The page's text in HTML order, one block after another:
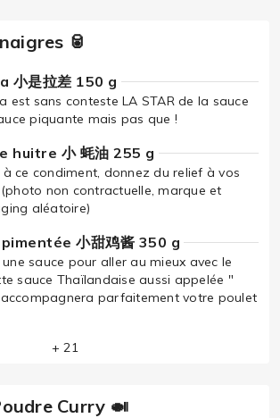
🥫
小是拉差 150 g
est sans conteste LA STAR de la sauce
piquante mais pas que !
huitre 小 蚝油 255 g
à ce condiment, donnez du relief à vos
non contractuelle, marque et
aléatoire)
小甜鸡酱 350 g
sauce pour aller au mieux avec le
sauce Thaïlandaise aussi appelée "
parfaitement votre poulet
+ 21
Curry 🍛